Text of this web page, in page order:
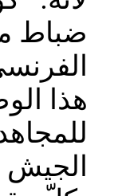
ضباط
هذا
الجيش